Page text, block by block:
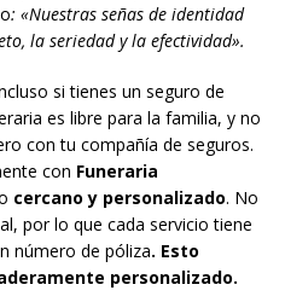
: «Nuestras señas de identidad
la seriedad y la efectividad».
si tienes un seguro de
es libre para la familia, y no
con tu compañía de seguros.
con Funeraria
cercano y personalizado. No
por lo que cada servicio tiene
número de póliza. Esto
personalizado.